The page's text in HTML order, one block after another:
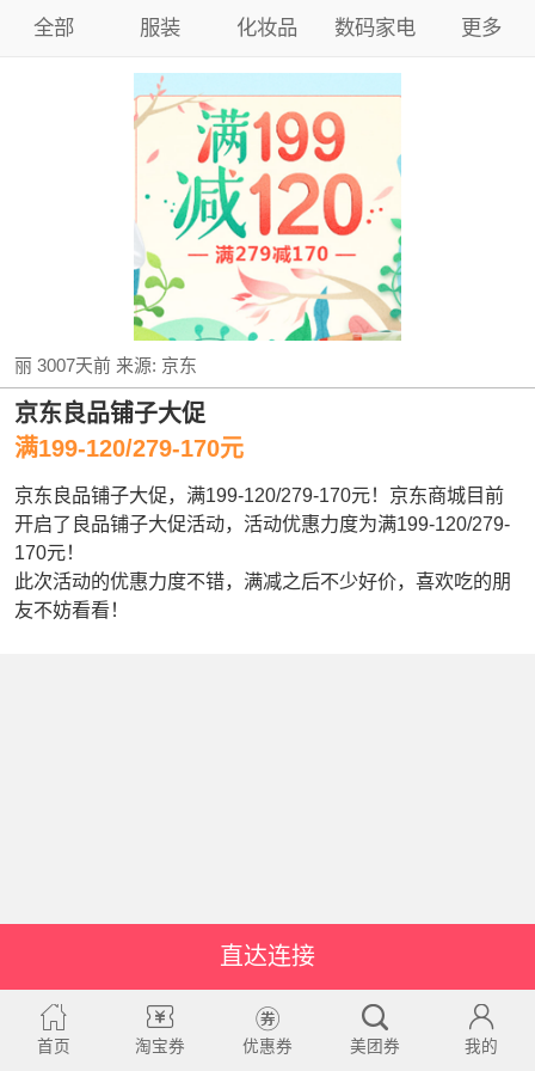
全部 服装 化妆品 数码家电 更多
丽 3007天前来源: 京东
京东良品铺子大促
满199-120/279-170元
京东良品铺子大促，满199-120/279-170元！京东商城目前
开启了良品铺子大促活动，活动优惠力度为满199-120/279-
170元！
此次活动的优惠力度不错，满减之后不少好价，喜欢吃的朋
友不妨看看！
直达连接
首页 淘宝券 优惠券 美团券 我的